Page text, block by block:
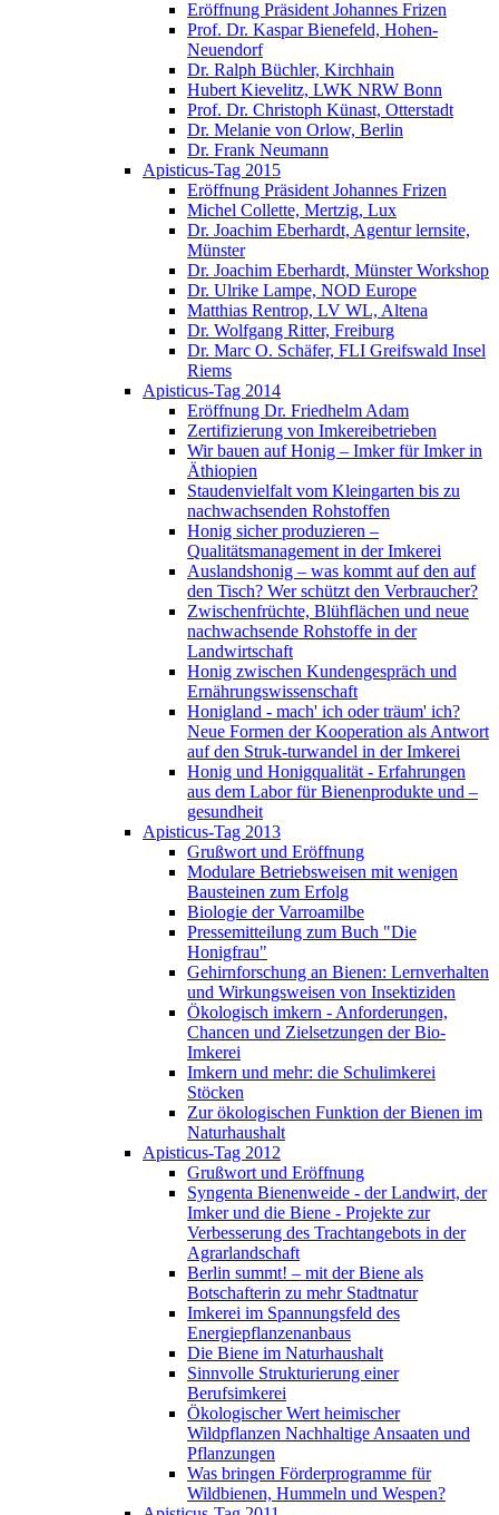
Eröffnung Präsident Johannes Frizen
Prof. Dr. Kaspar Bienefeld, Hohen-
Neuendorf
Dr. Ralph Büchler, Kirchhain
Hubert Kievelitz, LWK NRW Bonn
Prof. Dr. Christoph Künast, Otterstadt
Dr. Melanie von Orlow, Berlin
Dr. Frank Neumann
Apisticus-Tag 2015
Eröffnung Präsident Johannes Frizen
Michel Collette, Mertzig, Lux
Dr. Joachim Eberhardt, Agentur lernsite,
Münster
Dr. Joachim Eberhardt, Münster Workshop
Dr. Ulrike Lampe, NOD Europe
Matthias Rentrop, LV WL, Altena
Dr. Wolfgang Ritter, Freiburg
Dr. Marc O. Schäfer, FLI Greifswald Insel
Riems
Apisticus-Tag 2014
Eröffnung Dr. Friedhelm Adam
Zertifizierung von Imkereibetrieben
Wir bauen auf Honig – Imker für Imker in
Äthiopien
Staudenvielfalt vom Kleingarten bis zu
nachwachsenden Rohstoffen
Honig sicher produzieren –
Qualitätsmanagement in der Imkerei
Auslandshonig – was kommt auf den auf
den Tisch? Wer schützt den Verbraucher?
Zwischenfrüchte, Blühflächen und neue
nachwachsende Rohstoffe in der
Landwirtschaft
Honig zwischen Kundengespräch und
Ernährungswissenschaft
Honigland - mach' ich oder träum' ich?
Neue Formen der Kooperation als Antwort
auf den Struk-turwandel in der Imkerei
Honig und Honigqualität - Erfahrungen
aus dem Labor für Bienenprodukte und –
gesundheit
Apisticus-Tag 2013
Grußwort und Eröffnung
Modulare Betriebsweisen mit wenigen
Bausteinen zum Erfolg
Biologie der Varroamilbe
Pressemitteilung zum Buch "Die
Honigfrau"
Gehirnforschung an Bienen: Lernverhalten
und Wirkungsweisen von Insektiziden
Ökologisch imkern - Anforderungen,
Chancen und Zielsetzungen der Bio-
Imkerei
Imkern und mehr: die Schulimkerei
Stöcken
Zur ökologischen Funktion der Bienen im
Naturhaushalt
Apisticus-Tag 2012
Grußwort und Eröffnung
Syngenta Bienenweide - der Landwirt, der
Imker und die Biene - Projekte zur
Verbesserung des Trachtangebots in der
Agrarlandschaft
Berlin summt! – mit der Biene als
Botschafterin zu mehr Stadtnatur
Imkerei im Spannungsfeld des
Energiepflanzenanbaus
Die Biene im Naturhaushalt
Sinnvolle Strukturierung einer
Berufsimkerei
Ökologischer Wert heimischer
Wildpflanzen Nachhaltige Ansaaten und
Pflanzungen
Was bringen Förderprogramme für
Wildbienen, Hummeln und Wespen?